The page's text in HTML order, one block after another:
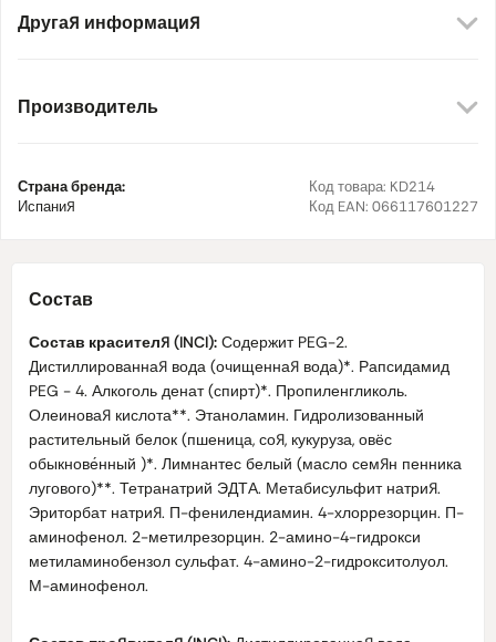
Другая информация
Производитель
Страна бренда:
Испания
Код товара: KD214
Код EAN: 066117601227
Состав
Состав красителя (INCI): Содержит PEG-2.
Дистиллированная вода (очищенная вода)*. Рапсидамид
PEG - 4. Алкоголь денат (спирт)*. Пропиленгликоль.
Олеиновая кислота**. Этаноламин. Гидролизованный
растительный белок (пшеница, соя, кукуруза, овёс
обыкнове́нный )*. Лимнантес белый (масло семян пенника
лугового)**. Тетранатрий ЭДТА. Метабисульфит натрия.
Эриторбат натрия. П-фенилендиамин. 4-хлоррезорцин. П-
аминофенол. 2-метилрезорцин. 2-амино-4-гидрокси
метиламинобензол сульфат. 4-амино-2-гидрокситолуол.
М-аминофенол.